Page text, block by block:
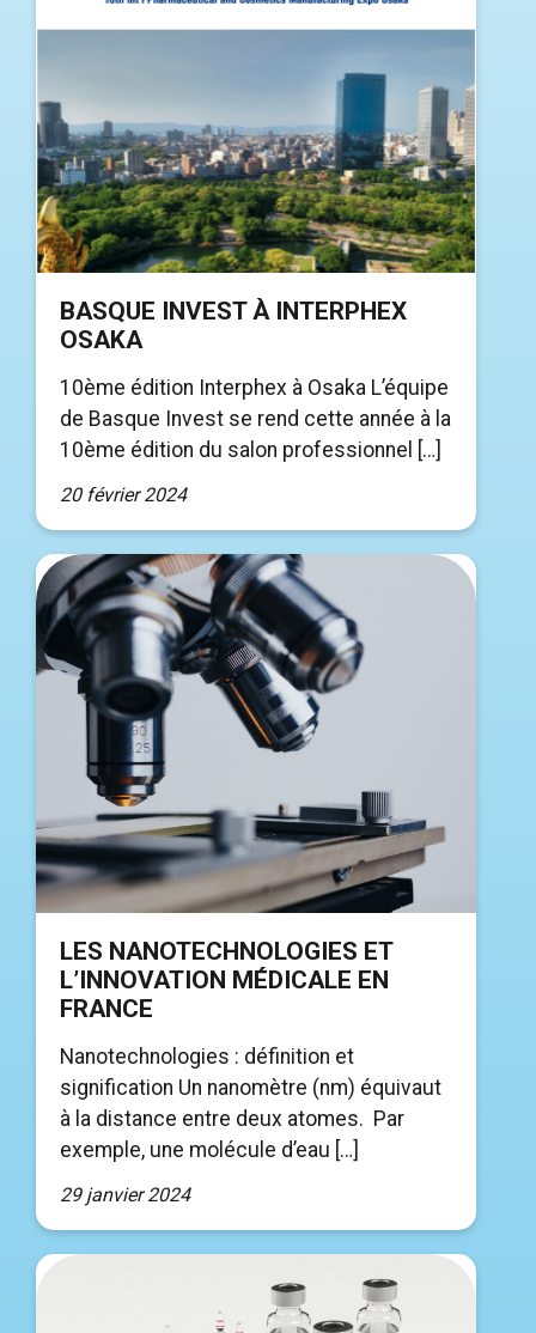
BASQUE INVEST À INTERPHEX
OSAKA
10ème édition Interphex à Osaka L’équipe
de Basque Invest se rend cette année à la
10ème édition du salon professionnel […]
20 février 2024
LES NANOTECHNOLOGIES ET
L’INNOVATION MÉDICALE EN
FRANCE
Nanotechnologies : définition et
signification Un nanomètre (nm) équivaut
à la distance entre deux atomes. Par
exemple, une molécule d’eau […]
29 janvier 2024